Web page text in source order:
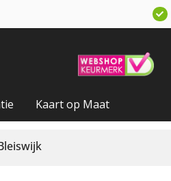
Kaart op Maat